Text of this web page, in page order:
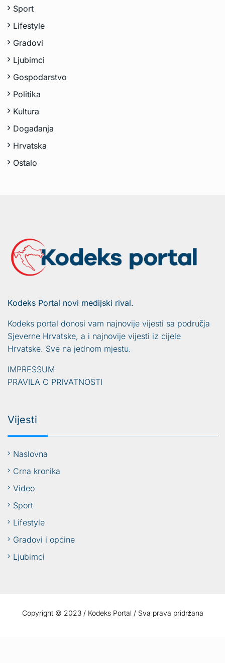
Sport
Lifestyle
Gradovi
Ljubimci
Gospodarstvo
Politika
Kultura
Događanja
Hrvatska
Ostalo
Kodeks Portal novi medijski rival.
Kodeks portal donosi vam najnovije vijesti sa područja
Sjeverne Hrvatske, a i najnovije vijesti iz cijele
Hrvatske. Sve na jednom mjestu.
IMPRESSUM
PRAVILA O PRIVATNOSTI
Vijesti
Naslovna
Crna kronika
Video
Sport
Lifestyle
Gradovi i općine
Ljubimci
Copyright © 2023 / Kodeks Portal / Sva prava pridržana